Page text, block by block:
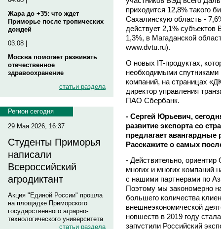
Жара до +35: что ждет
Приморье после тропических
дождей
03.08 |
Москва помогает развивать
отечественное
здравоохранение
статьи раздела
Регион сегодня
29 Мая 2026, 16:37
Студенты Приморья
написали
Всероссийский
агродиктант
Акция "Единой России" прошла
на площадке Приморского
государственного аграрно-
технологического университета
статьи раздела
приходится 12,8% такого
Сахалинскую область -
действует 2,1%
1,3%, в Магаданской
www.dvtu.ru).
О новых IT-продуктах,
необходимыми спутниками
компаний, на страницах
директор управления
ПАО Сбербанк.
- Сергей Юрьевич,
развитие экспорта со
предлагает
Расскажите о самых
- Действительно, ориентир
многих и многих компаний
с нашими партнерами по
Поэтому мы закономерно
большего количества
внешнеэкономической
новшеств в 2019 году
запустили Российский